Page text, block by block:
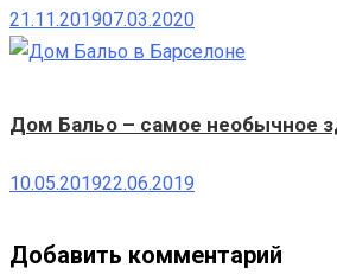
21.11.201907.03.2020
Дом Бальо – самое необычное
10.05.201922.06.2019
Добавить комментарий